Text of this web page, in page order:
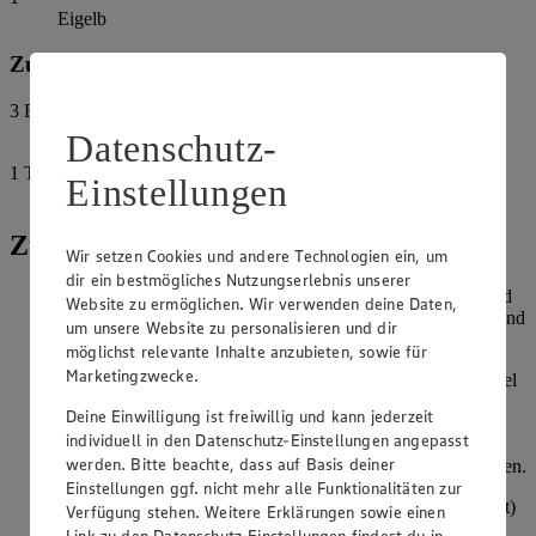
Eigelb
Zum Wälzen:
3 EL
Zucker
1 TL
Zimt
Zubereitung
Die Hälfte der Walnüsse in einen Food Processor geben und
auf hoher Stufe fein zermahlen. Die andere Hälfte hacken und
in einer Pfanne ohne Öl leicht anrösten.
Gemahlene Walnüsse, Mehl, Zimt und Salz in einer Schüssel
und Eigelb zugeben und zu einem glatten Teig verkneten.
Geröstete Walnüsse unterkneten. Teig in Frischhaltefolie
einschlagen und für 30 Minuten im Kühlschrank ruhen lassen.
Backofen auf 180 Grad Ober-/Unterhitze (160 Grad Umluft)
vorheizen.
Datenschutz-
Einstellungen
Wir setzen Cookies und andere Technologien ein, um
dir ein bestmögliches Nutzungserlebnis unserer
Website zu ermöglichen. Wir verwenden deine Daten,
um unsere Website zu personalisieren und dir
möglichst relevante Inhalte anzubieten, sowie für
Marketingzwecke.
Deine Einwilligung ist freiwillig und kann jederzeit
individuell in den Datenschutz-Einstellungen angepasst
werden. Bitte beachte, dass auf Basis deiner
Einstellungen ggf. nicht mehr alle Funktionalitäten zur
Verfügung stehen. Weitere Erklärungen sowie einen